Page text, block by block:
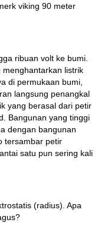
viking 90 meter
ribuan volt ke bumi.
listrik
di permukaan bumi,
langsung penangkal
yang berasal dari petir
Bangunan yang tinggi
dengan bangunan
tersambar petir
satu pun sering kali
(radius). Apa